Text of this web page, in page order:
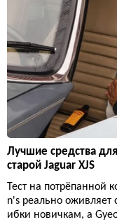
Лучшие средства
старой Jaguar XJS
Тест на потрёпанной
n's реально оживляет
ибки новичкам, а